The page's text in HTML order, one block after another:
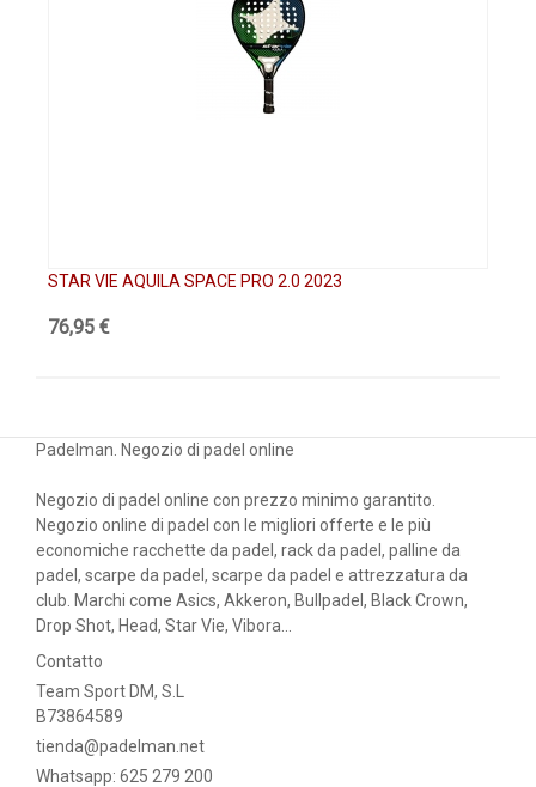
STAR VIE AQUILA SPACE PRO 2.0 2023
76,95 €
Padelman. Negozio di padel online
Negozio di padel online con prezzo minimo garantito.
Negozio online di padel con le migliori offerte e le più
economiche racchette da padel, rack da padel, palline da
padel, scarpe da padel, scarpe da padel e attrezzatura da
club. Marchi come Asics, Akkeron, Bullpadel, Black Crown,
Drop Shot, Head, Star Vie, Vibora...
Contatto
Team Sport DM, S.L
B73864589
tienda@padelman.net
Whatsapp: 625 279 200